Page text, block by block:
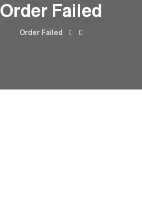
Order Failed
Order Failed